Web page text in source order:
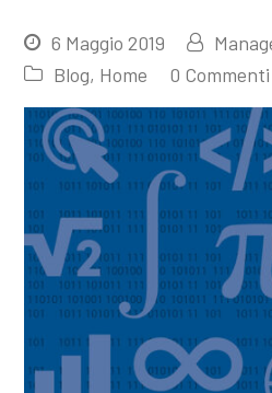
6 Maggio 2019
Blog, Home 0 Commenti